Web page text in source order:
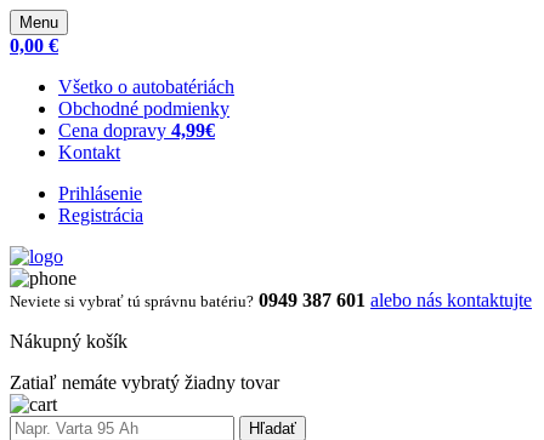
Menu
0,00 €
Všetko o autobatériách
Obchodné podmienky
Cena dopravy 4,99€
Kontakt
Prihlásenie
Registrácia
Neviete si vybrať tú správnu batériu? 0949 387 601 alebo nás kontaktujte
Nákupný košík
Zatiaľ nemáte vybratý žiadny tovar
Hľadať